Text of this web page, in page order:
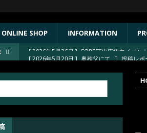
ONLINE SHOP INFORMATION
[ 2026年5月20日 ] 奥秩父にて
投稿レポ
投稿レ
[ 2026年5月26日 ] FOREST出店協力イベン